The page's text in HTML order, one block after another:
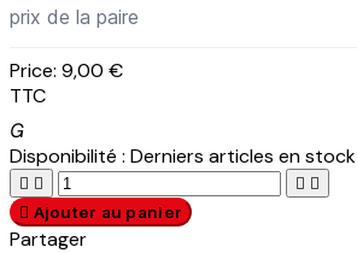
prix de la paire
Price: 9,00 €
TTC

Disponibilité : Derniers articles en stock
   
 Ajouter au panier
Partager